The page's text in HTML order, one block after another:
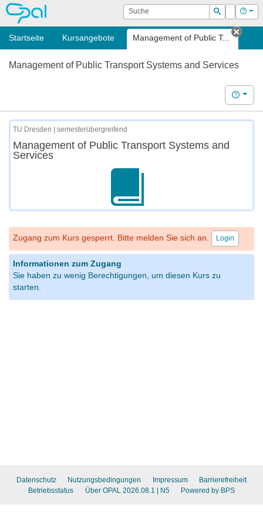
OPAL Suche
Suchen
Login Hilfe
Startseite Kursangebote Management of Public T...
Tab
Management of Public Transport Systems and Services
Hilfe
TU Dresden | semesterübergreifend
Management of Public Transport Systems and
Services
Zugang zum Kurs gesperrt. Bitte melden Sie sich an. Login
Informationen zum Zugang
Sie haben zu wenig Berechtigungen, um diesen Kurs zu
starten.
Datenschutz Nutzungsbedingungen Impressum
Barrierefreiheit
Betriebsstatus
Über OPAL 2026.08.1 | N5 Powered by BPS